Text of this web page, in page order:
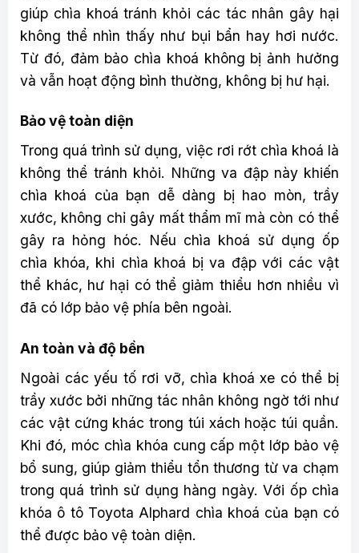
giúp chìa khoá tránh khỏi các tác nhân gây hại
không thể nhìn thấy như bụi bẩn hay hơi nước.
Từ đó, đảm bảo chìa khoá không bị ảnh hưởng
và vẫn hoạt động bình thường, không bị hư hại.
Bảo vệ toàn diện
Trong quá trình sử dụng, việc rơi rớt chìa khoá là
không thể tránh khỏi. Những va đập này khiến
chìa khoá của bạn dễ dàng bị hao mòn, trầy
xước, không chỉ gây mất thẩm mĩ mà còn có thể
gây ra hỏng hóc. Nếu chìa khoá sử dụng ốp
chìa khóa, khi chìa khoá bị va đập với các vật
thể khác, hư hại có thể giảm thiểu hơn nhiều vì
đã có lớp bảo vệ phía bên ngoài.
An toàn và độ bền
Ngoài các yếu tố rơi vỡ, chìa khoá xe có thể bị
trầy xước bởi những tác nhân không ngờ tới như
các vật cứng khác trong túi xách hoặc túi quần.
Khi đó, móc chìa khóa cung cấp một lớp bảo vệ
bổ sung, giúp giảm thiểu tổn thương từ va chạm
trong quá trình sử dụng hàng ngày. Với ốp chìa
khóa ô tô Toyota Alphard chìa khoá của bạn có
thể được bảo vệ toàn diện.